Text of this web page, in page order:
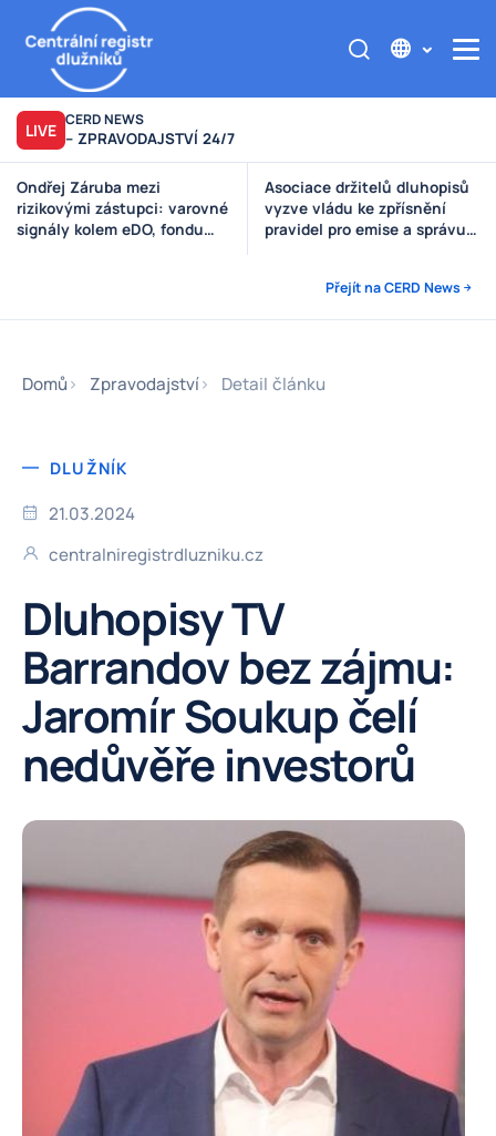
LIVE CERD NEWS
– ZPRAVODAJSTVÍ 24/7
Asociace držitelů dluhopisů
vyzve vládu ke zpřísnění
pravidel pro emise a správu
Výzva poškozeným věřitelům
Štěpánek Auto
Přejít na CERD News
Domů Zpravodajství Detail článku
DLUŽNÍK
21.03.2024
centralniregistrdluzniku.cz
Dluhopisy TV
Barrandov bez zájmu:
Jaromír Soukup čelí
nedůvěře investorů